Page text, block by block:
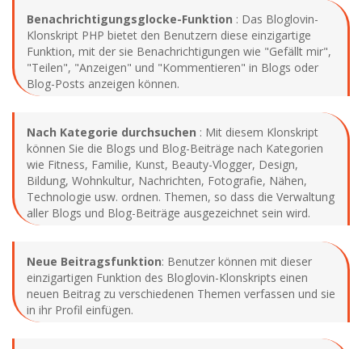
Benachrichtigungsglocke-Funktion : Das Bloglovin-
Klonskript PHP bietet den Benutzern diese einzigartige
Funktion, mit der sie Benachrichtigungen wie "Gefällt mir",
"Teilen", "Anzeigen" und "Kommentieren" in Blogs oder
Blog-Posts anzeigen können.
Nach Kategorie durchsuchen : Mit diesem Klonskript
können Sie die Blogs und Blog-Beiträge nach Kategorien
wie Fitness, Familie, Kunst, Beauty-Vlogger, Design,
Bildung, Wohnkultur, Nachrichten, Fotografie, Nähen,
Technologie usw. ordnen. Themen, so dass die Verwaltung
aller Blogs und Blog-Beiträge ausgezeichnet sein wird.
Neue Beitragsfunktion: Benutzer können mit dieser
einzigartigen Funktion des Bloglovin-Klonskripts einen
neuen Beitrag zu verschiedenen Themen verfassen und sie
in ihr Profil einfügen.